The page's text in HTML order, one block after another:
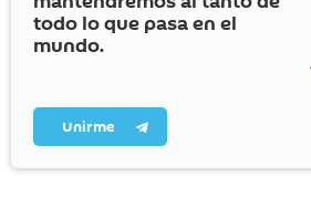
todo lo que pasa en el
mundo.
Unirme